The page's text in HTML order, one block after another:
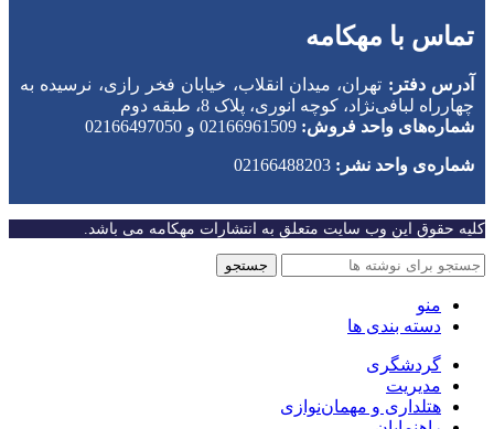
تماس با مهکامه
آدرس دفتر: تهران، میدان انقلاب، خیابان فخر رازی، نرسیده به
چهارراه لبافی‌نژاد، کوچه انوری، پلاک 8، طبقه دوم
شماره‌های واحد فروش: 02166961509 و 02166497050
شماره‌‌ی واحد نشر:
کلیه حقوق این وب سایت متعلق به انتشارات مهکامه می باشد.
جستجو
منو
دسته بندی ها
گردشگری
مدیریت
هتلداری و مهمان‌نوازی